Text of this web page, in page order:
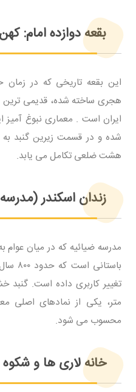
بقعه دوازده امام:
این بقعه تاریخی که در
هجری ساخته شده، قدیمی ترین
ایران است . معماری نبوغ آمیز
شده و در قسمت زیرین گنبد به
هشت ضلعی تکامل می یابد.
زندان اسکندر
مدرسه ضیائیه که در میان عوام
متر، یکی از نمادهای اصلی
محسوب می شود.
خانه لاری ها و